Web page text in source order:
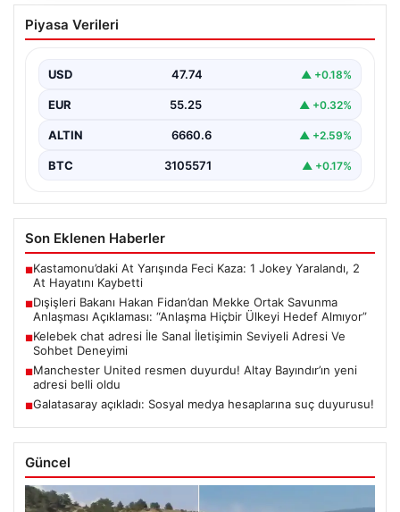
Dışişleri Bakanı Hakan Fidan’dan Mekke
Ortak Savunma Anlaşması Açıklaması:
Dışişleri Bakanı Hakan Fidan, Mekke Ortak Savunma
bulundu. Bakan Fidan,…
Piyasa Verileri
USD 47.74 ▲ +0.18%
EUR 55.25 ▲ +0.32%
ALTIN 6660.6 ▲ +2.59%
BTC 3105571 ▲ +0.17%
Son Eklenen Haberler
■Kastamonu’daki At Yarışında Feci Kaza: 1 Jokey Yaralandı, 2
At Hayatını Kaybetti
■Dışişleri Bakanı Hakan Fidan’dan Mekke Ortak Savunma
Anlaşması Açıklaması: “Anlaşma Hiçbir Ülkeyi Hedef Almıyor”
■Kelebek chat adresi İle Sanal İletişimin Seviyeli Adresi Ve
Sohbet Deneyimi
■Manchester United resmen duyurdu! Altay Bayındır’ın yeni
adresi belli oldu
■Galatasaray açıkladı: Sosyal medya hesaplarına suç duyurusu!
Güncel